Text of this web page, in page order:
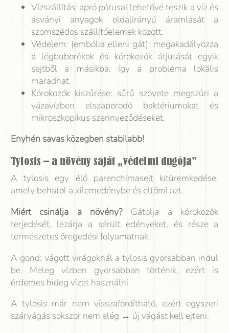
Vízszállítás: apró pórusai lehetővé teszik a víz és
ásványi anyagok oldalirányú áramlását a
szomszédos szállítóelemek között.
Védelem: (embólia elleni gát): megakadályozza
a légbuborékok és kórokozók átjutását egyik
sejtből a másikba, így a probléma lokális
maradhat.
Kórokozók kiszűrése: sűrű szövete megszűri a
vázavízben elszaporodó baktériumokat és
mikroszkopikus szennyeződéseket.
Enyhén savas közegben stabilabb!
Tylosis – a növény saját „védelmi dugója”
A tylosis egy élő parenchimasejt kitüremkedése,
amely behatol a xilemedénybe és eltömi azt.
Miért csinálja a növény? Gátolja a kórokozók
terjedését, lezárja a sérült edényeket, és része a
természetes öregedési folyamatnak.
A gond: vágott virágoknál a tylosis gyorsabban indul
be. Meleg vízben gyorsabban történik, ezért is
érdemes hideg vizet használni
A tylosis már nem visszafordítható, ezért egyszeri
szárvágás sokszor nem elég → új vágást kell ejteni.